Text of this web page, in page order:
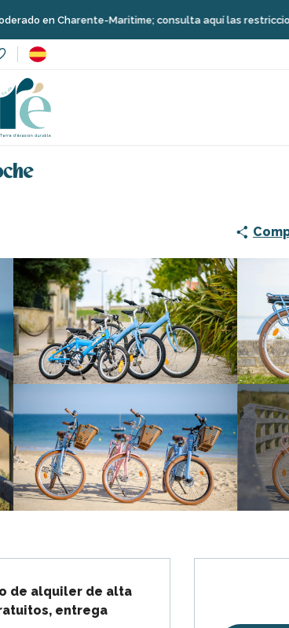
Maritime; consulta aquí las restricciones en la
Mer - avenue d'Antioche
de alquiler de alta
entrega